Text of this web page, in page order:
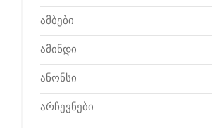
ამბები
ამინდი
ანონსი
არჩევნები